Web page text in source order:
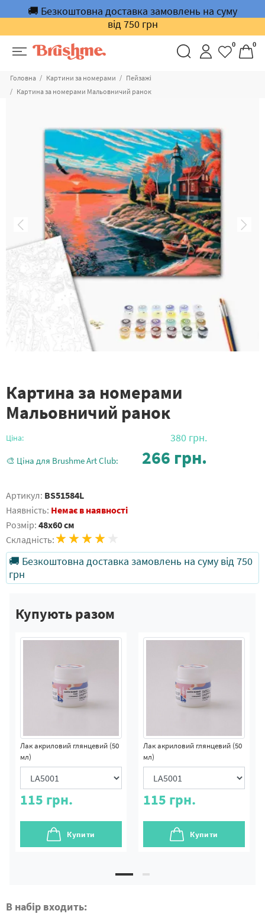
🚚 Безкоштовна доставка замовлень на суму
від 750 грн
0 0
Головна Картини за номерами
Пейзажі
Картина за номерами Мальовничий ранок
Картина за номерами
Мальовничий ранок
Ціна: 380 грн.
🎨 Ціна для Brushme Art Club: 266 грн.
Артикул: BS51584L
Наявність: Немає в наявності
Розмір: 48x60 см
Складність:
🚚 Безкоштовна доставка замовлень на суму від 750
грн
Купують разом
Лак акриловий глянцевий (50
мл)
115 грн.
Купити
Лак акриловий глянцевий (50
мл)
115 грн.
Купити
В набір входить: